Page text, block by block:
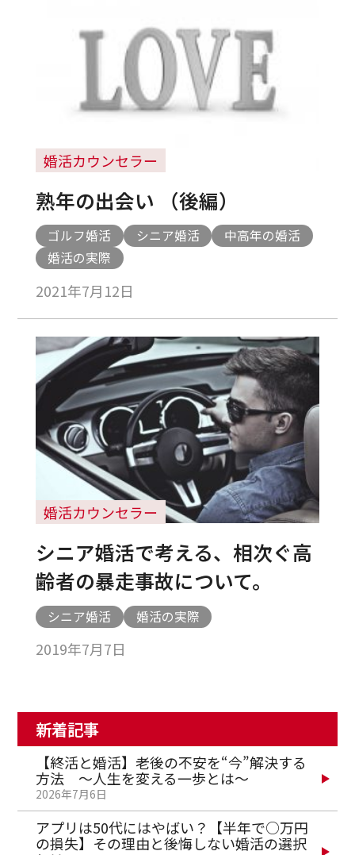
婚活カウンセラー
熟年の出会い （後編）
ゴルフ婚活 シニア婚活
中高年の婚活
婚活の実際
2021年7月12日
婚活カウンセラー
シニア婚活で考える、相次ぐ高
齢者の暴走事故について。
シニア婚活 婚活の実際
2019年7月7日
新着記事
【終活と婚活】老後の不安を“今”解決する
方法 ～人生を変える一歩とは～
2026年7月6日
アプリは50代にはやばい？【半年で○万円
の損失】その理由と後悔しない婚活の選択